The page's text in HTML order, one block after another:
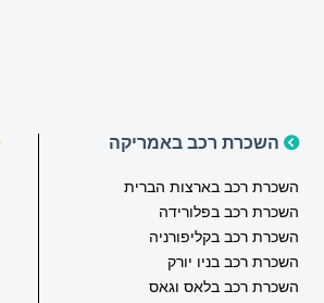
השכרת רכב באמריקה
השכרת רכב בארצות הברית
השכרת רכב בפלורידה
השכרת רכב בקליפורניה
השכרת רכב בניו יורק
השכרת רכב בלאס וגאס